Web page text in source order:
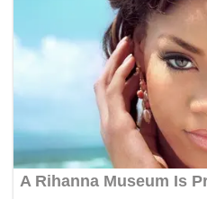
Film ini dijadwalkan
2027 dan diharapkan
baru bagi penggemar